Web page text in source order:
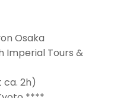
Osaka
Imperial Tours &
2h)